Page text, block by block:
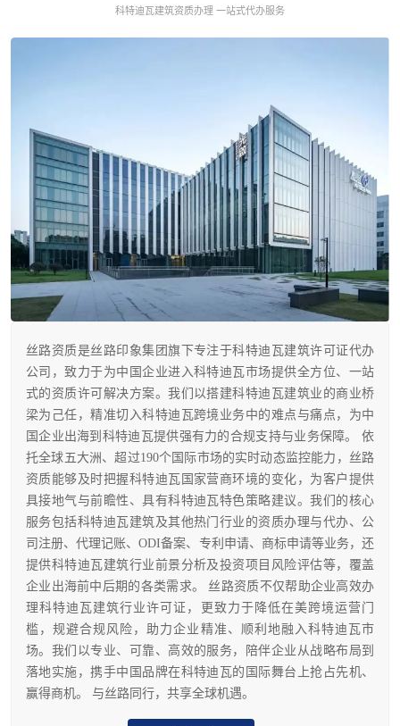
科特迪瓦建筑资质办理 一站式代办服务
丝路资质是丝路印象集团旗下专注于科特迪瓦建筑许可证代办
公司，致力于为中国企业进入科特迪瓦市场提供全方位、一站
式的资质许可解决方案。我们以搭建科特迪瓦建筑业的商业桥
梁为己任，精准切入科特迪瓦跨境业务中的难点与痛点，为中
国企业出海到科特迪瓦提供强有力的合规支持与业务保障。 依
托全球五大洲、超过190个国际市场的实时动态监控能力，丝路
资质能够及时把握科特迪瓦国家营商环境的变化，为客户提供
具接地气与前瞻性、具有科特迪瓦特色策略建议。我们的核心
服务包括科特迪瓦建筑及其他热门行业的资质办理与代办、公
司注册、代理记账、ODI备案、专利申请、商标申请等业务，还
提供科特迪瓦建筑行业前景分析及投资项目风险评估等，覆盖
企业出海前中后期的各类需求。 丝路资质不仅帮助企业高效办
理科特迪瓦建筑行业许可证，更致力于降低在美跨境运营门
槛，规避合规风险，助力企业精准、顺利地融入科特迪瓦市
场。我们以专业、可靠、高效的服务，陪伴企业从战略布局到
落地实施，携手中国品牌在科特迪瓦的国际舞台上抢占先机、
赢得商机。 与丝路同行，共享全球机遇。